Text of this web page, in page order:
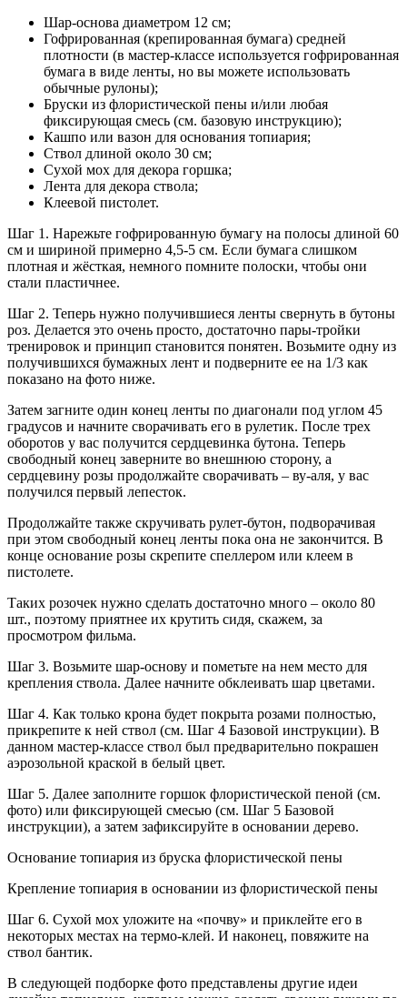
Шар-основа диаметром 12 см;
Гофрированная (крепированная бумага) средней
плотности (в мастер-классе используется гофрированная
бумага в виде ленты, но вы можете использовать
обычные рулоны);
Бруски из флористической пены и/или любая
фиксирующая смесь (см. базовую инструкцию);
Кашпо или вазон для основания топиария;
Ствол длиной около 30 см;
Сухой мох для декора горшка;
Лента для декора ствола;
Клеевой пистолет.
Шаг 1. Нарежьте гофрированную бумагу на полосы длиной 60
см и шириной примерно 4,5-5 см. Если бумага слишком
плотная и жёсткая, немного помните полоски, чтобы они
стали пластичнее.
Шаг 2. Теперь нужно получившиеся ленты свернуть в бутоны
роз. Делается это очень просто, достаточно пары-тройки
тренировок и принцип становится понятен. Возьмите одну из
получившихся бумажных лент и подверните ее на 1/3 как
показано на фото ниже.
Затем загните один конец ленты по диагонали под углом 45
градусов и начните сворачивать его в рулетик. После трех
оборотов у вас получится сердцевинка бутона. Теперь
свободный конец заверните во внешнюю сторону, а
сердцевину розы продолжайте сворачивать – ву-аля, у вас
получился первый лепесток.
Продолжайте также скручивать рулет-бутон, подворачивая
при этом свободный конец ленты пока она не закончится. В
конце основание розы скрепите спеллером или клеем в
пистолете.
Таких розочек нужно сделать достаточно много – около 80
шт., поэтому приятнее их крутить сидя, скажем, за
просмотром фильма.
Шаг 3. Возьмите шар-основу и пометьте на нем место для
крепления ствола. Далее начните обклеивать шар цветами.
Шаг 4. Как только крона будет покрыта розами полностью,
прикрепите к ней ствол (см. Шаг 4 Базовой инструкции). В
данном мастер-классе ствол был предварительно покрашен
аэрозольной краской в белый цвет.
Шаг 5. Далее заполните горшок флористической пеной (см.
фото) или фиксирующей смесью (см. Шаг 5 Базовой
инструкции), а затем зафиксируйте в основании дерево.
Основание топиария из бруска флористической пены
Крепление топиария в основании из флористической пены
Шаг 6. Сухой мох уложите на «почву» и приклейте его в
некоторых местах на термо-клей. И наконец, повяжите на
ствол бантик.
В следующей подборке фото представлены другие идеи